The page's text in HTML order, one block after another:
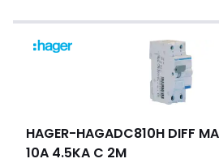
HAGER-HAGADC810H DIFF
10A 4.5KA C 2M